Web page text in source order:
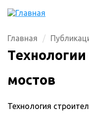
Главная
Технологии
мостов
Технология